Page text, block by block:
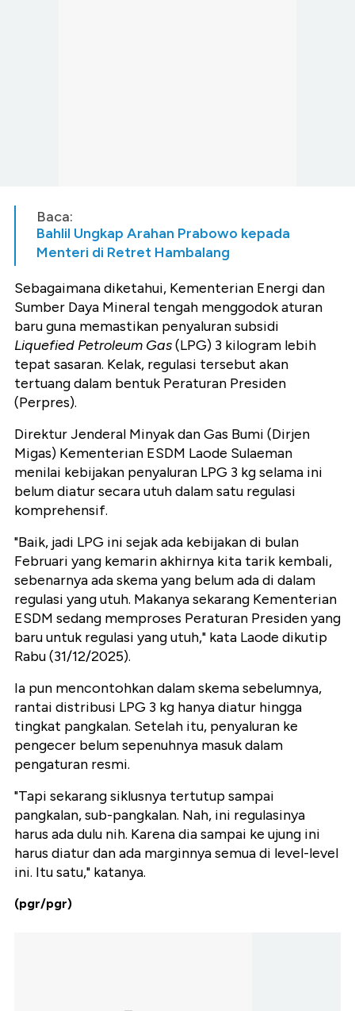
Baca:
Bahlil Ungkap Arahan Prabowo kepada
Menteri di Retret Hambalang
Sebagaimana diketahui, Kementerian Energi dan
Sumber Daya Mineral tengah menggodok aturan
baru guna memastikan penyaluran subsidi
Liquefied Petroleum Gas(LPG) 3 kilogram lebih
tepat sasaran. Kelak, regulasi tersebut akan
tertuang dalam bentuk Peraturan Presiden
(Perpres).
Direktur Jenderal Minyak dan Gas Bumi (Dirjen
Migas) Kementerian ESDM Laode Sulaeman
menilai kebijakan penyaluran LPG 3 kg selama ini
belum diatur secara utuh dalam satu regulasi
komprehensif.
"Baik, jadi LPG ini sejak ada kebijakan di bulan
Februari yang kemarin akhirnya kita tarik kembali,
sebenarnya ada skema yang belum ada di dalam
regulasi yang utuh. Makanya sekarang Kementerian
ESDM sedang memproses Peraturan Presiden yang
baru untuk regulasi yang utuh," kata Laode dikutip
Rabu (31/12/2025).
Ia pun mencontohkan dalam skema sebelumnya,
rantai distribusi LPG 3 kg hanya diatur hingga
tingkat pangkalan. Setelah itu, penyaluran ke
pengecer belum sepenuhnya masuk dalam
pengaturan resmi.
"Tapi sekarang siklusnya tertutup sampai
pangkalan, sub-pangkalan. Nah, ini regulasinya
harus ada dulu nih. Karena dia sampai ke ujung ini
harus diatur dan ada marginnya semua di level-level
ini. Itu satu," katanya.
(pgr/pgr)